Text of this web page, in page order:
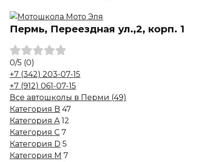
Пермь, Переездная ул.,2, корп. 1
0/5 (0)
+7 (342) 203-07-15
+7 (912) 061-07-15
Все автошколы в Перми (49)
Категория B 47
Категория A 12
Категория C 7
Категория D 5
Категория M 7